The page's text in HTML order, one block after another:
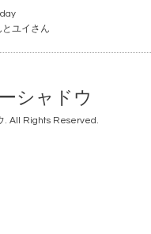
ユイさん
シャドウ
. All Rights Reserved.